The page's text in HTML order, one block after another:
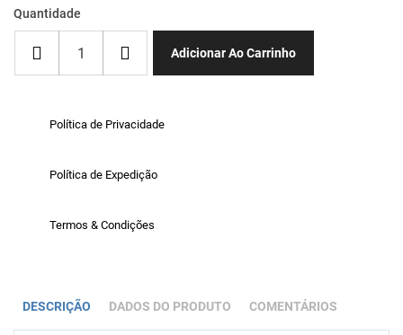
Quantidade
Adicionar Ao Carrinho
Política de Privacidade
Política de Expedição
Termos & Condições
DESCRIÇÃO DADOS DO PRODUTO COMENTÁRIOS